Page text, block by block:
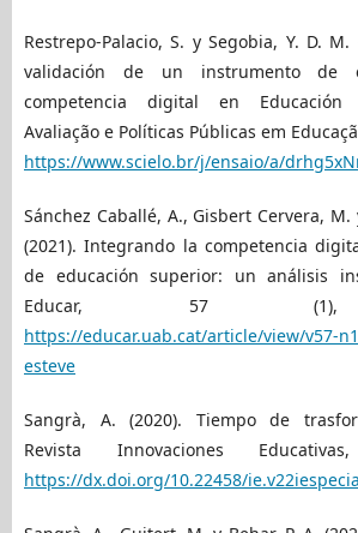
Restrepo-Palacio, S. y Segobia, Y. D.
validación de un instrumento de
competencia digital en Educación
Avaliação e Políticas Públicas em
https://www.scielo.br/j/ensaio/a/
Sánchez Caballé, A., Gisbert Cervera, M.
(2021). Integrando la competencia
de educación superior: un análisis
Educar, 57 (1),
https://educar.uab.cat/article/view/v57-
esteve
Sangrà, A. (2020). Tiempo de
Revista Innovaciones
https://dx.doi.org/10.22458/